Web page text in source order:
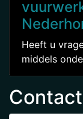
Heeft u
middels
Contact